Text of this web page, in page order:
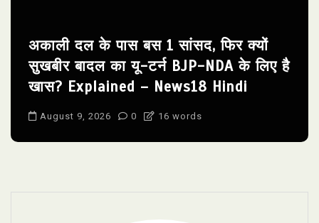
अकाली दल के पास बस 1 सांसद, फिर क्यों
सुखबीर बादल का यू-टर्न BJP-NDA के लिए है
खास? Explained – News18 Hindi
August 9, 2026 0 16 words